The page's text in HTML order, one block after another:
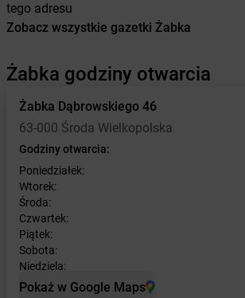
tego adresu
Zobacz wszystkie gazetki Żabka
Żabka godziny otwarcia
Żabka Dąbrowskiego 46
63-000 Środa Wielkopolska
Godziny otwarcia:
Poniedziałek:
Wtorek:
Środa:
Czwartek:
Piątek:
Sobota:
Niedziela:
Pokaż w Google Maps